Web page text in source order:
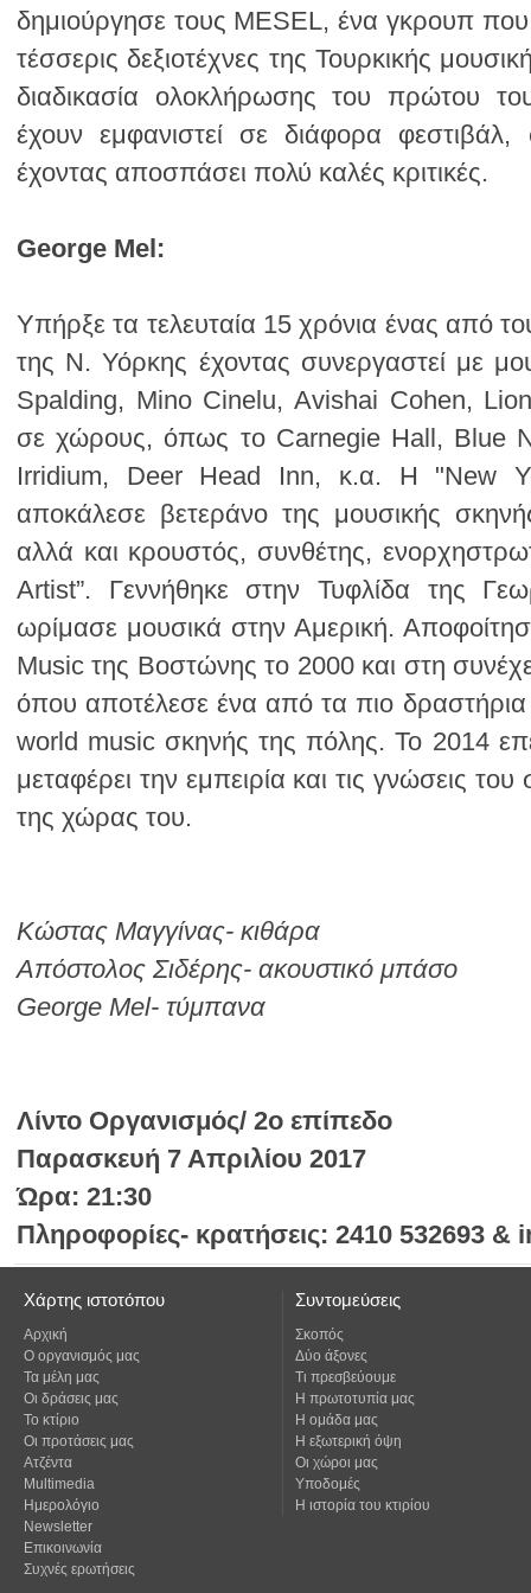
έχοντας αποσπάσει πολύ καλές κριτικές.
George Mel:
της χώρας του.
Κώστας Μαγγίνας- κιθάρα
Απόστολος Σιδέρης- ακουστικό μπάσο
George Mel- τύμπανα
Λίντο Οργανισμός/ 2ο επίπεδο
Παρασκευή 7 Απριλίου 2017
Ώρα: 21:30
Πληροφορίες- κρατήσεις: 2410 532693 &
Χάρτης ιστοτόπου
Αρχική
Ο οργανισμός μας
Τα μέλη μας
Οι δράσεις μας
Το κτίριο
Οι προτάσεις μας
Ατζέντα
Multimedia
Ημερολόγιο
Newsletter
Επικοινωνία
Συχνές ερωτήσεις
Συντομεύσεις
Σκοπός
Δύο άξονες
Τι πρεσβεύουμε
Η πρωτοτυπία μας
Η ομάδα μας
Η εξωτερική όψη
Οι χώροι μας
Υποδομές
Η ιστορία του κτιρίου